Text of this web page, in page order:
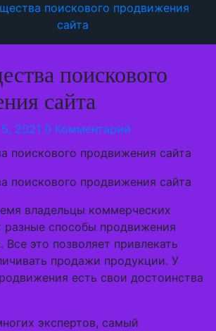
поискового продвижения
сайта
поискового
сайта
2021 0 Комментарий
владельцы коммерческих
разные способы продвижения
Все это позволяет привлекать
продажи продукции. У
есть свои достоинства
экспертов, самый